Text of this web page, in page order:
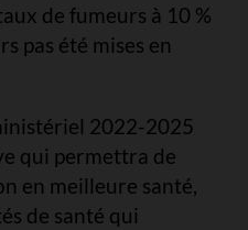
de fumeurs à 10 %
pas été mises en
2022-2025
qui permettra de
en meilleure santé,
de santé qui